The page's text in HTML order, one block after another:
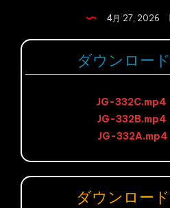
4月 27, 2026
ダウンロー
JG-332C.mp4
JG-332B.mp4
JG-332A.mp4
ダウンロー